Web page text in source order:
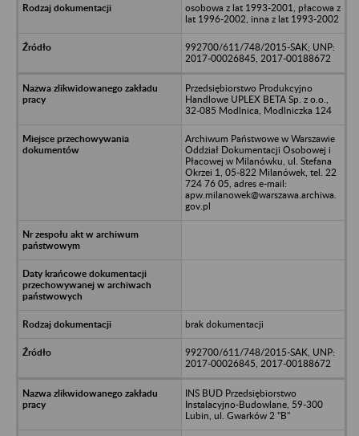
osobowa z lat 1993-2001, płacowa z
lat 1996-2002, inna z lat 1993-2002
992700/611/748/2015-SAK; UNP:
2017-00026845, 2017-00188672
Przedsiębiorstwo Produkcyjno
Handlowe UPLEX BETA Sp. z o.o.,
32-085 Modlnica, Modlniczka 124
Archiwum Państwowe w Warszawie
Oddział Dokumentacji Osobowej i
Płacowej w Milanówku, ul. Stefana
Okrzei 1, 05-822 Milanówek, tel. 22
724 76 05, adres e-mail:
apw.milanowek@warszawa.archiwa.
gov.pl
brak dokumentacji
992700/611/748/2015-SAK, UNP:
2017-00026845, 2017-00188672
INS BUD Przedsiębiorstwo
Instalacyjno-Budowlane, 59-300
Lubin, ul. Gwarków 2 "B"